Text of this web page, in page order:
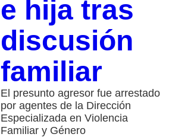
e hija tras
discusión
familiar
El presunto agresor fue arrestado
por agentes de la Dirección
Especializada en Violencia
Familiar y Género